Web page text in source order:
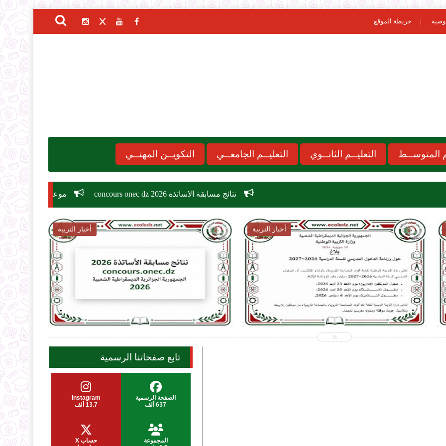
خريطة الموقع
المتوســط التعليــم الثانــوي التعليــم الجامعــي التكويــن المهنــي
نتائج مسابقة الاساتذة 2026 concours onec dz موعد الدخول المدرسي 2026-2027
أخبار التربية
2026-07-31
ecoledz.net
أخبار التوظيف
2026-07-28
ecoledz.net

تابع صفحاتنا الرسمية
الصفحة الرسمية
637 ألف
Instagram
13.7 ألف
المجموعة
حساب X